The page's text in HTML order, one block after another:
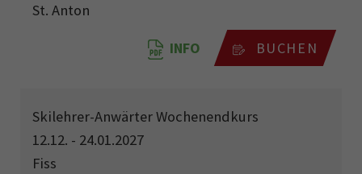
St. Anton
INFO BUCHEN
Skilehrer-Anwärter Wochenendkurs
12.12. - 24.01.2027
Fiss